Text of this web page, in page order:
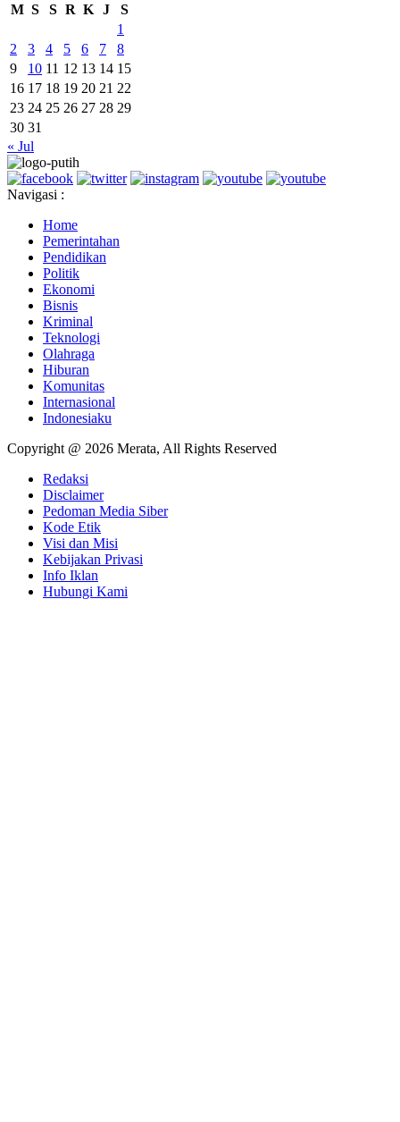
M S S R K J
S
1
2
3 4 5 6 7
8
9
10 11 12 13 14 15
16 17 18 19 20 21 22
23 24 25 26 27 28 29
30 31
« Jul
Navigasi :
Home
Pemerintahan
Pendidikan
Politik
Ekonomi
Bisnis
Kriminal
Teknologi
Olahraga
Hiburan
Komunitas
Internasional
Indonesiaku
Copyright @ 2026 Merata, All Rights Reserved
Redaksi
Disclaimer
Pedoman Media Siber
Kode Etik
Visi dan Misi
Kebijakan Privasi
Info Iklan
Hubungi Kami